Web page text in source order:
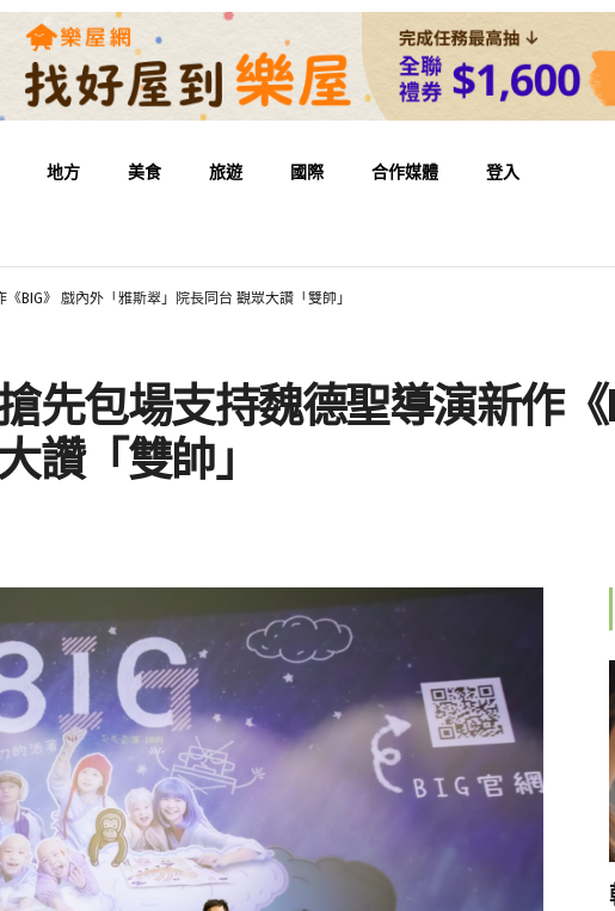
地方 美食 旅遊 國際 合作媒體 登入
BIG》 戲內外「雅斯翠」院長同台 觀眾大讚「雙帥」
先包場支持魏德聖導演新作
讚「雙帥」